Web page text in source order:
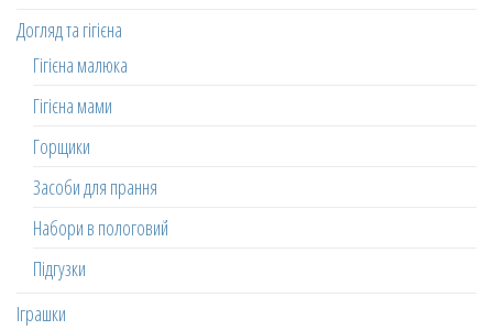
Догляд та гігієна
Гігієна малюка
Гігієна мами
Горщики
Засоби для прання
Набори в пологовий
Підгузки
Іграшки